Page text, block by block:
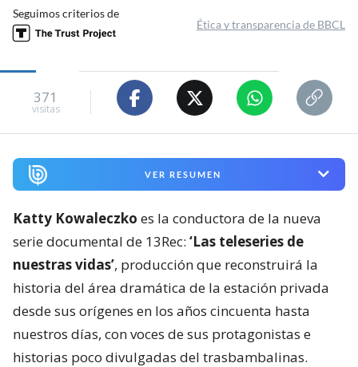
Seguimos criterios de
Ética y transparencia de BBCL
371
visitas
VER RESUMEN
Katty Kowaleczko es la conductora de la nueva
serie documental de 13Rec: ‘Las teleseries de
nuestras vidas’, producción que reconstruirá la
historia del área dramática de la estación privada
desde sus orígenes en los años cincuenta hasta
nuestros días, con voces de sus protagonistas e
historias poco divulgadas del trasbambalinas.